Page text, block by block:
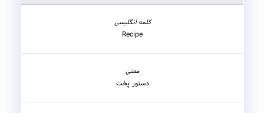
Recipe
دستور پخت